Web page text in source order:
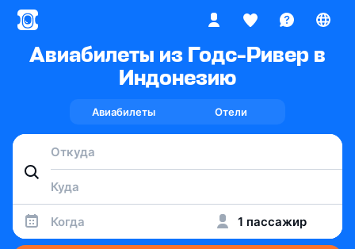
Авиабилеты из Годс-Ривер в
Индонезию
Авиабилеты Отели
Когда 1 пассажир